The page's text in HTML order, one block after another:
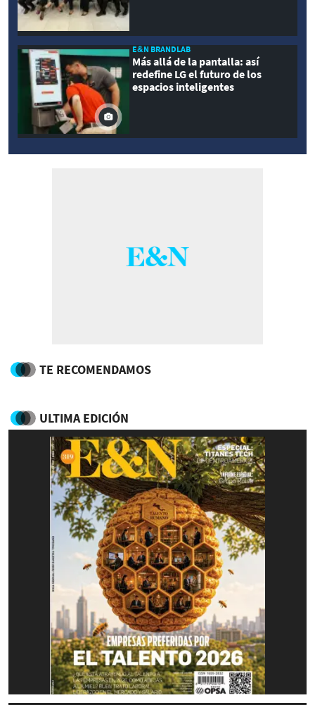
E&N BRANDLAB
Más allá de la pantalla: así
redefine LG el futuro de los
espacios inteligentes
TE RECOMENDAMOS
ULTIMA EDICIÓN